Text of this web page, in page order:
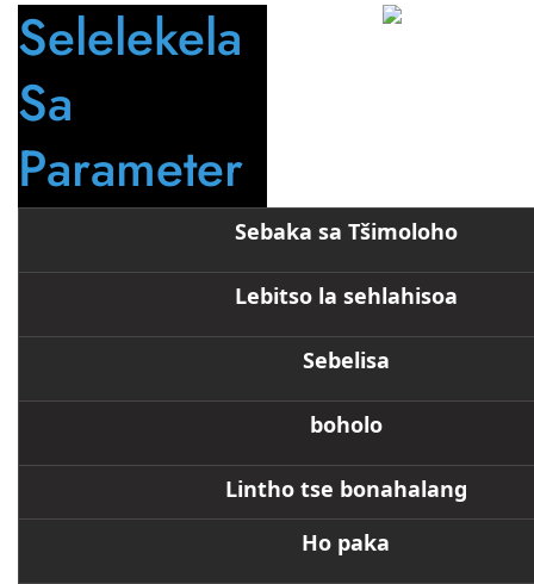
Selelekela
Sa
Parameter
Sebaka sa Tšimoloho
Lebitso la sehlahisoa
Sebelisa
boholo
Lintho tse bonahalang
Ho paka